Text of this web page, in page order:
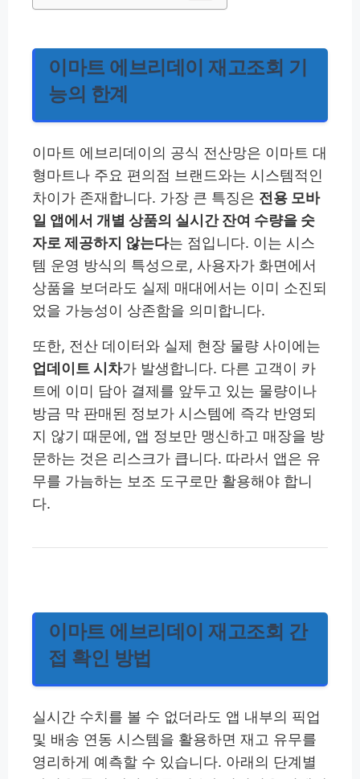
이마트 에브리데이 재고조회 기
능의 한계
이마트 에브리데이의 공식 전산망은 이마트 대
형마트나 주요 편의점 브랜드와는 시스템적인
차이가 존재합니다. 가장 큰 특징은 전용 모바
일 앱에서 개별 상품의 실시간 잔여 수량을 숫
자로 제공하지 않는다는 점입니다. 이는 시스
템 운영 방식의 특성으로, 사용자가 화면에서
상품을 보더라도 실제 매대에서는 이미 소진되
었을 가능성이 상존함을 의미합니다.
또한, 전산 데이터와 실제 현장 물량 사이에는
업데이트 시차가 발생합니다. 다른 고객이 카
트에 이미 담아 결제를 앞두고 있는 물량이나
방금 막 판매된 정보가 시스템에 즉각 반영되
지 않기 때문에, 앱 정보만 맹신하고 매장을 방
문하는 것은 리스크가 큽니다. 따라서 앱은 유
무를 가늠하는 보조 도구로만 활용해야 합니
다.
이마트 에브리데이 재고조회 간
접 확인 방법
실시간 수치를 볼 수 없더라도 앱 내부의 픽업
및 배송 연동 시스템을 활용하면 재고 유무를
영리하게 예측할 수 있습니다. 아래의 단계별